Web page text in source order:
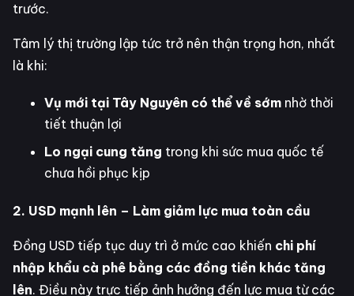
trước.
Tâm lý thị trường lập tức trở nên thận trọng hơn, nhất
là khi:
Vụ mới tại Tây Nguyên có thể về sớm nhờ thời
tiết thuận lợi
Lo ngại cung tăng trong khi sức mua quốc tế
chưa hồi phục kịp
2. USD mạnh lên – Làm giảm lực mua toàn cầu
Đồng USD tiếp tục duy trì ở mức cao khiến chi phí
nhập khẩu cà phê bằng các đồng tiền khác tăng
lên. Điều này trực tiếp ảnh hưởng đến lực mua từ các